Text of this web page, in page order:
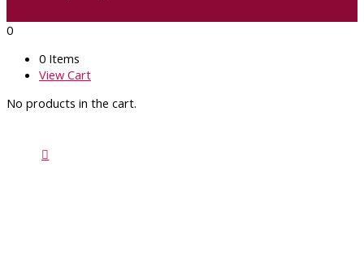
0
0 Items
View Cart
No products in the cart.